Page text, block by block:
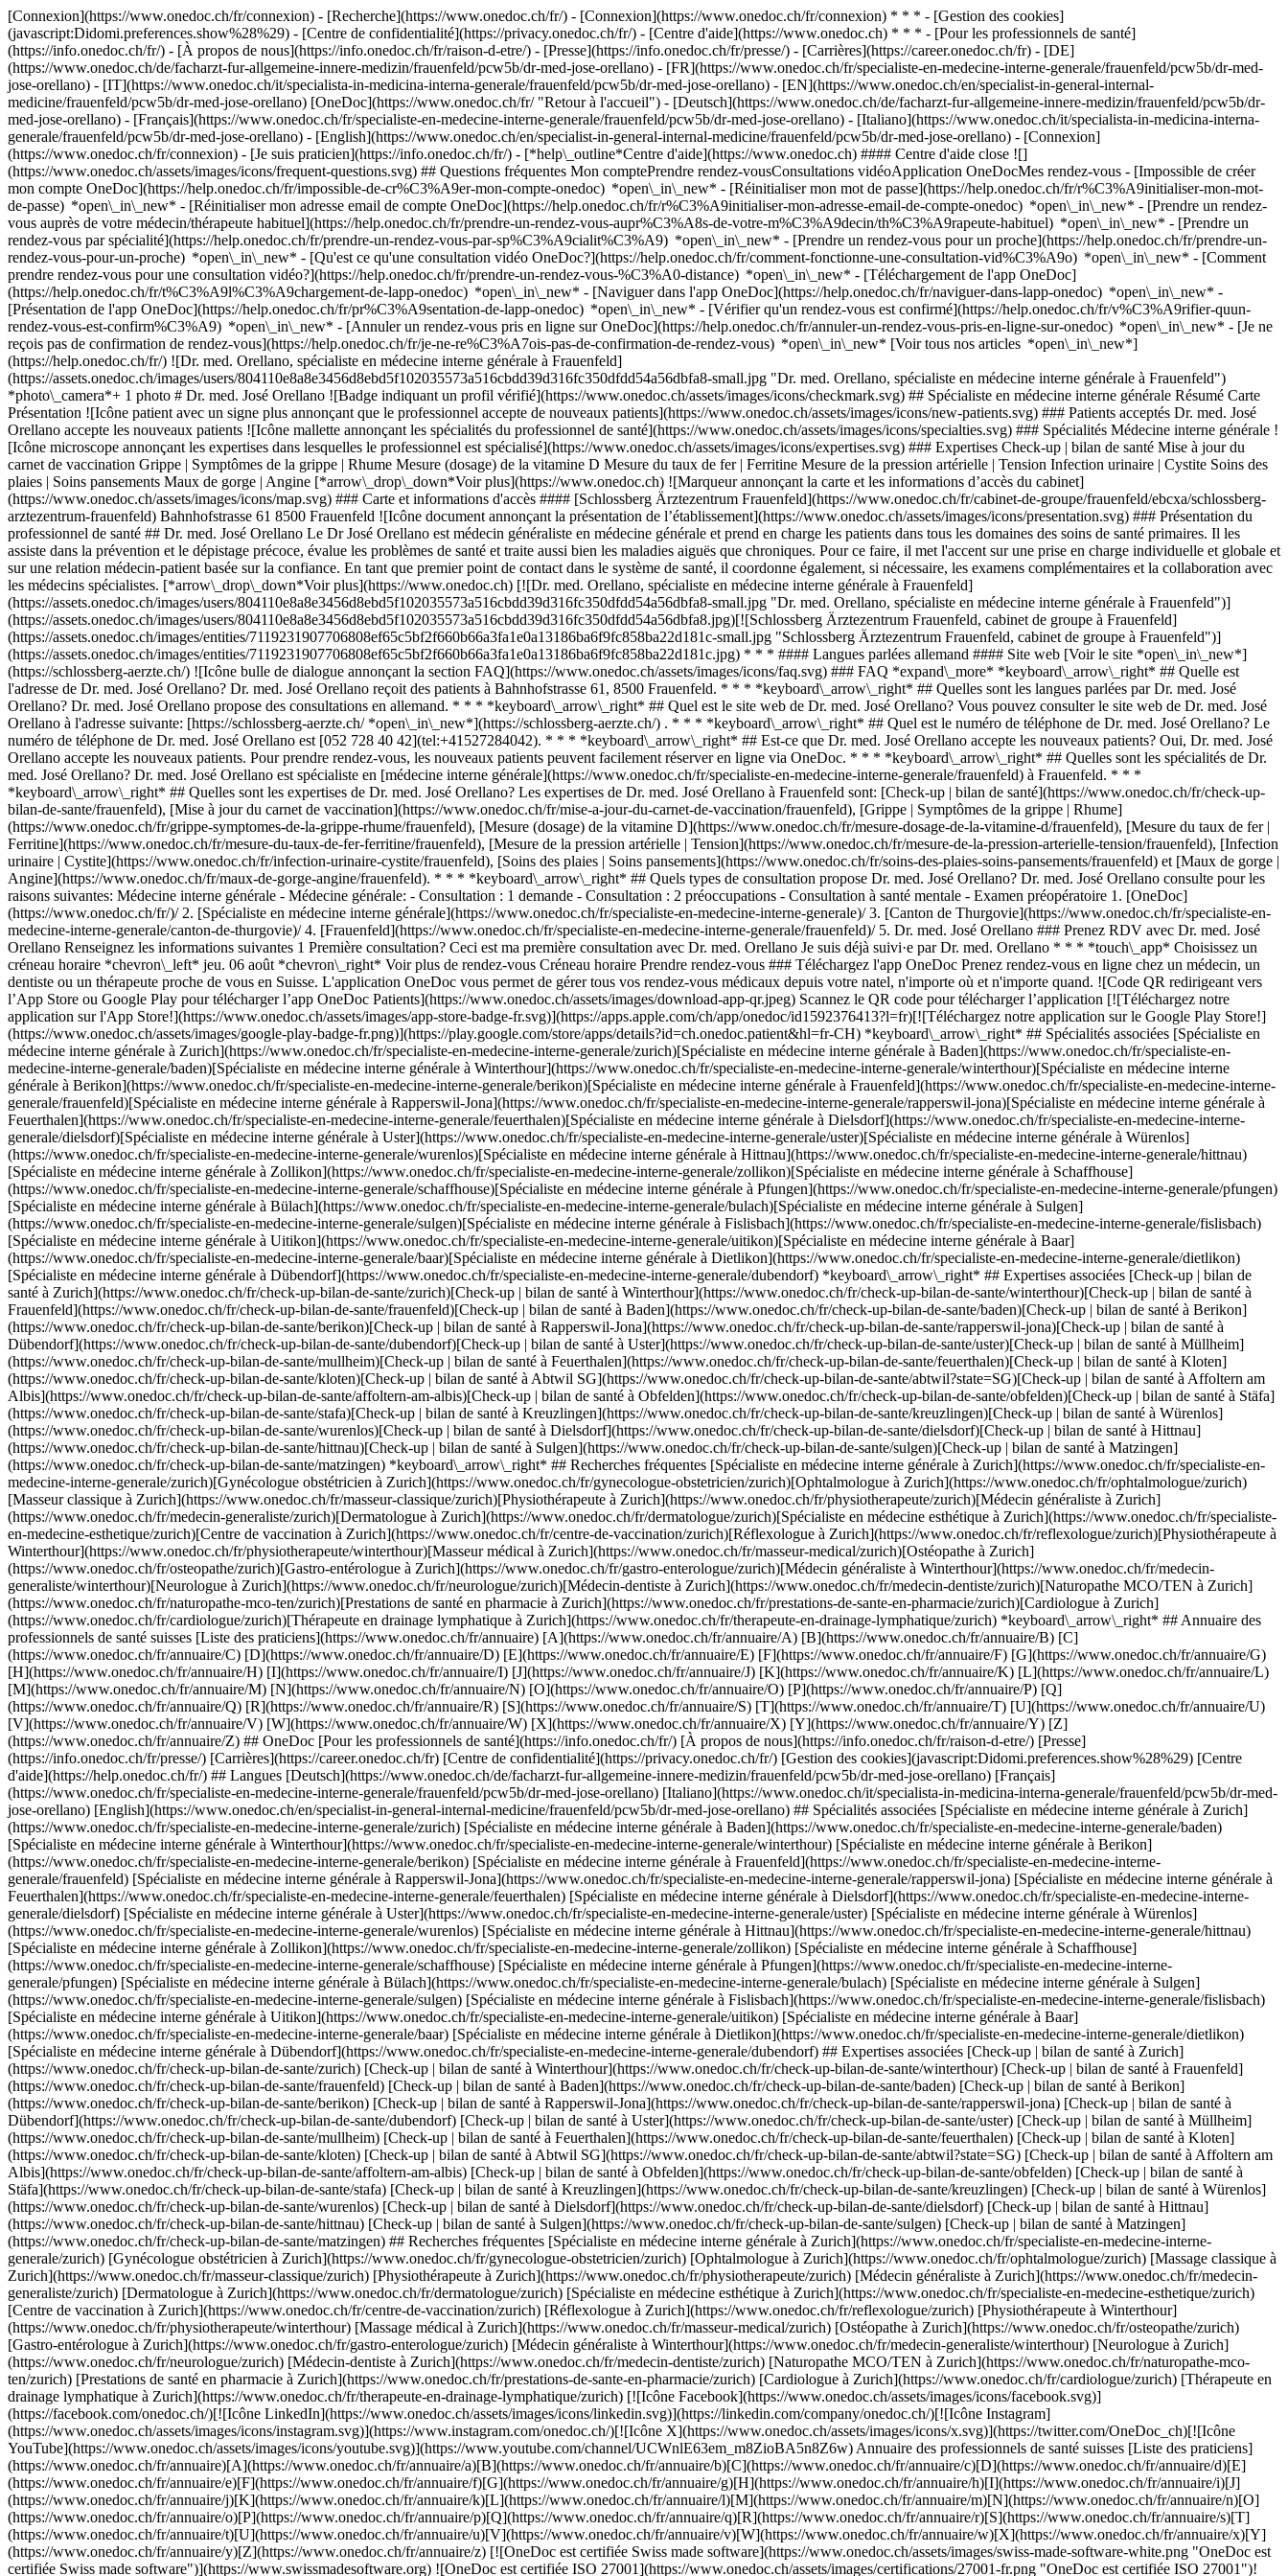
[Connexion](https://www.onedoc.ch/fr/connexion) - [Recherche](https://www.onedoc.ch/fr/) - [Connexion](https://www.onedoc.ch/fr/connexion) * * * - [Gestion des cookies]
(javascript:Didomi.preferences.show%28%29) - [Centre de confidentialité](https://privacy.onedoc.ch/fr/) - [Centre d'aide](https://www.onedoc.ch) * * * - [Pour les professionnels de santé]
(https://info.onedoc.ch/fr/) - [À propos de nous](https://info.onedoc.ch/fr/raison-d-etre/) - [Presse](https://info.onedoc.ch/fr/presse/) - [Carrières](https://career.onedoc.ch/fr) - [DE]
(https://www.onedoc.ch/de/facharzt-fur-allgemeine-innere-medizin/frauenfeld/pcw5b/dr-med-jose-orellano) - [FR](https://www.onedoc.ch/fr/specialiste-en-medecine-interne-generale/frauenfeld/pcw5b/dr-med-
jose-orellano) - [IT](https://www.onedoc.ch/it/specialista-in-medicina-interna-generale/frauenfeld/pcw5b/dr-med-jose-orellano) - [EN](https://www.onedoc.ch/en/specialist-in-general-internal-
medicine/frauenfeld/pcw5b/dr-med-jose-orellano) [OneDoc](https://www.onedoc.ch/fr/ "Retour à l'accueil") - [Deutsch](https://www.onedoc.ch/de/facharzt-fur-allgemeine-innere-medizin/frauenfeld/pcw5b/dr-
med-jose-orellano) - [Français](https://www.onedoc.ch/fr/specialiste-en-medecine-interne-generale/frauenfeld/pcw5b/dr-med-jose-orellano) - [Italiano](https://www.onedoc.ch/it/specialista-in-medicina-interna-
generale/frauenfeld/pcw5b/dr-med-jose-orellano) - [English](https://www.onedoc.ch/en/specialist-in-general-internal-medicine/frauenfeld/pcw5b/dr-med-jose-orellano) - [Connexion]
(https://www.onedoc.ch/fr/connexion) - [Je suis praticien](https://info.onedoc.ch/fr/) - [*help\_outline*Centre d'aide](https://www.onedoc.ch) #### Centre d'aide close ![]
(https://www.onedoc.ch/assets/images/icons/frequent-questions.svg) ## Questions fréquentes Mon comptePrendre rendez-vousConsultations vidéoApplication OneDocMes rendez-vous - [Impossible de créer
mon compte OneDoc](https://help.onedoc.ch/fr/impossible-de-cr%C3%A9er-mon-compte-onedoc) *open\_in\_new* - [Réinitialiser mon mot de passe](https://help.onedoc.ch/fr/r%C3%A9initialiser-mon-mot-
de-passe) *open\_in\_new* - [Réinitialiser mon adresse email de compte OneDoc](https://help.onedoc.ch/fr/r%C3%A9initialiser-mon-adresse-email-de-compte-onedoc) *open\_in\_new* - [Prendre un rendez-
vous auprès de votre médecin/thérapeute habituel](https://help.onedoc.ch/fr/prendre-un-rendez-vous-aupr%C3%A8s-de-votre-m%C3%A9decin/th%C3%A9rapeute-habituel) *open\_in\_new* - [Prendre un
rendez-vous par spécialité](https://help.onedoc.ch/fr/prendre-un-rendez-vous-par-sp%C3%A9cialit%C3%A9) *open\_in\_new* - [Prendre un rendez-vous pour un proche](https://help.onedoc.ch/fr/prendre-un-
rendez-vous-pour-un-proche) *open\_in\_new* - [Qu'est ce qu'une consultation vidéo OneDoc?](https://help.onedoc.ch/fr/comment-fonctionne-une-consultation-vid%C3%A9o) *open\_in\_new* - [Comment
prendre rendez-vous pour une consultation vidéo?](https://help.onedoc.ch/fr/prendre-un-rendez-vous-%C3%A0-distance) *open\_in\_new* - [Téléchargement de l'app OneDoc]
(https://help.onedoc.ch/fr/t%C3%A9l%C3%A9chargement-de-lapp-onedoc) *open\_in\_new* - [Naviguer dans l'app OneDoc](https://help.onedoc.ch/fr/naviguer-dans-lapp-onedoc) *open\_in\_new* -
[Présentation de l'app OneDoc](https://help.onedoc.ch/fr/pr%C3%A9sentation-de-lapp-onedoc) *open\_in\_new* - [Vérifier qu'un rendez-vous est confirmé](https://help.onedoc.ch/fr/v%C3%A9rifier-quun-
rendez-vous-est-confirm%C3%A9) *open\_in\_new* - [Annuler un rendez-vous pris en ligne sur OneDoc](https://help.onedoc.ch/fr/annuler-un-rendez-vous-pris-en-ligne-sur-onedoc) *open\_in\_new* - [Je ne
reçois pas de confirmation de rendez-vous](https://help.onedoc.ch/fr/je-ne-re%C3%A7ois-pas-de-confirmation-de-rendez-vous) *open\_in\_new* [Voir tous nos articles *open\_in\_new*]
(https://help.onedoc.ch/fr/) ![Dr. med. Orellano, spécialiste en médecine interne générale à Frauenfeld]
(https://assets.onedoc.ch/images/users/804110e8a8e3456d8ebd5f102035573a516cbdd39d316fc350dfdd54a56dbfa8-small.jpg "Dr. med. Orellano, spécialiste en médecine interne générale à Frauenfeld")
*photo\_camera*+ 1 photo # Dr. med. José Orellano ![Badge indiquant un profil vérifié](https://www.onedoc.ch/assets/images/icons/checkmark.svg) ## Spécialiste en médecine interne générale Résumé Carte
Présentation ![Icône patient avec un signe plus annonçant que le professionnel accepte de nouveaux patients](https://www.onedoc.ch/assets/images/icons/new-patients.svg) ### Patients acceptés Dr. med. José
Orellano accepte les nouveaux patients ![Icône mallette annonçant les spécialités du professionnel de santé](https://www.onedoc.ch/assets/images/icons/specialties.svg) ### Spécialités Médecine interne générale !
[Icône microscope annonçant les expertises dans lesquelles le professionnel est spécialisé](https://www.onedoc.ch/assets/images/icons/expertises.svg) ### Expertises Check-up | bilan de santé Mise à jour du
carnet de vaccination Grippe | Symptômes de la grippe | Rhume Mesure (dosage) de la vitamine D Mesure du taux de fer | Ferritine Mesure de la pression artérielle | Tension Infection urinaire | Cystite Soins des
plaies | Soins pansements Maux de gorge | Angine [*arrow\_drop\_down*Voir plus](https://www.onedoc.ch) ![Marqueur annonçant la carte et les informations d’accès du cabinet]
(https://www.onedoc.ch/assets/images/icons/map.svg) ### Carte et informations d'accès #### [Schlossberg Ärztezentrum Frauenfeld](https://www.onedoc.ch/fr/cabinet-de-groupe/frauenfeld/ebcxa/schlossberg-
arztezentrum-frauenfeld) Bahnhofstrasse 61 8500 Frauenfeld ![Icône document annonçant la présentation de l’établissement](https://www.onedoc.ch/assets/images/icons/presentation.svg) ### Présentation du
professionnel de santé ## Dr. med. José Orellano Le Dr José Orellano est médecin généraliste en médecine générale et prend en charge les patients dans tous les domaines des soins de santé primaires. Il les
assiste dans la prévention et le dépistage précoce, évalue les problèmes de santé et traite aussi bien les maladies aiguës que chroniques. Pour ce faire, il met l'accent sur une prise en charge individuelle et globale et
sur une relation médecin-patient basée sur la confiance. En tant que premier point de contact dans le système de santé, il coordonne également, si nécessaire, les examens complémentaires et la collaboration avec
les médecins spécialistes. [*arrow\_drop\_down*Voir plus](https://www.onedoc.ch) [![Dr. med. Orellano, spécialiste en médecine interne générale à Frauenfeld]
(https://assets.onedoc.ch/images/users/804110e8a8e3456d8ebd5f102035573a516cbdd39d316fc350dfdd54a56dbfa8-small.jpg "Dr. med. Orellano, spécialiste en médecine interne générale à Frauenfeld")]
(https://assets.onedoc.ch/images/users/804110e8a8e3456d8ebd5f102035573a516cbdd39d316fc350dfdd54a56dbfa8.jpg)[![Schlossberg Ärztezentrum Frauenfeld, cabinet de groupe à Frauenfeld]
(https://assets.onedoc.ch/images/entities/7119231907706808ef65c5bf2f660b66a3fa1e0a13186ba6f9fc858ba22d181c-small.jpg "Schlossberg Ärztezentrum Frauenfeld, cabinet de groupe à Frauenfeld")]
(https://assets.onedoc.ch/images/entities/7119231907706808ef65c5bf2f660b66a3fa1e0a13186ba6f9fc858ba22d181c.jpg) * * * #### Langues parlées allemand #### Site web [Voir le site *open\_in\_new*]
(https://schlossberg-aerzte.ch/) ![Icône bulle de dialogue annonçant la section FAQ](https://www.onedoc.ch/assets/images/icons/faq.svg) ### FAQ *expand\_more* *keyboard\_arrow\_right* ## Quelle est
l'adresse de Dr. med. José Orellano? Dr. med. José Orellano reçoit des patients à Bahnhofstrasse 61, 8500 Frauenfeld. * * * *keyboard\_arrow\_right* ## Quelles sont les langues parlées par Dr. med. José
Orellano? Dr. med. José Orellano propose des consultations en allemand. * * * *keyboard\_arrow\_right* ## Quel est le site web de Dr. med. José Orellano? Vous pouvez consulter le site web de Dr. med. José
Orellano à l'adresse suivante: [https://schlossberg-aerzte.ch/ *open\_in\_new*](https://schlossberg-aerzte.ch/) . * * * *keyboard\_arrow\_right* ## Quel est le numéro de téléphone de Dr. med. José Orellano? Le
numéro de téléphone de Dr. med. José Orellano est [052 728 40 42](tel:+41527284042). * * * *keyboard\_arrow\_right* ## Est-ce que Dr. med. José Orellano accepte les nouveaux patients? Oui, Dr. med. José
Orellano accepte les nouveaux patients. Pour prendre rendez-vous, les nouveaux patients peuvent facilement réserver en ligne via OneDoc. * * * *keyboard\_arrow\_right* ## Quelles sont les spécialités de Dr.
med. José Orellano? Dr. med. José Orellano est spécialiste en [médecine interne générale](https://www.onedoc.ch/fr/specialiste-en-medecine-interne-generale/frauenfeld) à Frauenfeld. * * *
*keyboard\_arrow\_right* ## Quelles sont les expertises de Dr. med. José Orellano? Les expertises de Dr. med. José Orellano à Frauenfeld sont: [Check-up | bilan de santé](https://www.onedoc.ch/fr/check-up-
bilan-de-sante/frauenfeld), [Mise à jour du carnet de vaccination](https://www.onedoc.ch/fr/mise-a-jour-du-carnet-de-vaccination/frauenfeld), [Grippe | Symptômes de la grippe | Rhume]
(https://www.onedoc.ch/fr/grippe-symptomes-de-la-grippe-rhume/frauenfeld), [Mesure (dosage) de la vitamine D](https://www.onedoc.ch/fr/mesure-dosage-de-la-vitamine-d/frauenfeld), [Mesure du taux de fer |
Ferritine](https://www.onedoc.ch/fr/mesure-du-taux-de-fer-ferritine/frauenfeld), [Mesure de la pression artérielle | Tension](https://www.onedoc.ch/fr/mesure-de-la-pression-arterielle-tension/frauenfeld), [Infection
urinaire | Cystite](https://www.onedoc.ch/fr/infection-urinaire-cystite/frauenfeld), [Soins des plaies | Soins pansements](https://www.onedoc.ch/fr/soins-des-plaies-soins-pansements/frauenfeld) et [Maux de gorge |
Angine](https://www.onedoc.ch/fr/maux-de-gorge-angine/frauenfeld). * * * *keyboard\_arrow\_right* ## Quels types de consultation propose Dr. med. José Orellano? Dr. med. José Orellano consulte pour les
raisons suivantes: Médecine interne générale - Médecine générale: - Consultation : 1 demande - Consultation : 2 préoccupations - Consultation à santé mentale - Examen préopératoire 1. [OneDoc](https://www.onedoc.ch/fr/)/ 2. [Spécialiste en médecine interne générale](https://www.onedoc.ch/fr/specialiste-en-medecine-interne-generale)/ 3. [Canton de Thurgovie](https://www.onedoc.ch/fr/specialiste-en-medecine-interne-generale/canton-de-thurgovie)/ 4. [Frauenfeld](https://www.onedoc.ch/fr/specialiste-en-medecine-interne-generale/frauenfeld)/ 5. Dr. med. José Orellano ### Prenez RDV avec Dr. med. José Orellano Renseignez les informations suivantes 1 Première consultation? Ceci est ma première consultation avec Dr. med. Orellano Je suis déjà suivi·e par Dr. med. Orellano * * * *touch\_app* Choisissez un créneau horaire *chevron\_left* jeu. 06 août *chevron\_right* Voir plus de rendez-vous Créneau horaire Prendre rendez-vous ### Téléchargez l'app OneDoc Prenez rendez-vous en ligne chez un médecin, un dentiste ou un thérapeute proche de vous en Suisse. L'application OneDoc vous permet de gérer tous vos rendez-vous médicaux depuis votre natel, n'importe où et n'importe quand. ![Code QR redirigeant vers l’App Store ou Google Play pour télécharger l’app OneDoc Patients](https://www.onedoc.ch/assets/images/download-app-qr.jpeg) Scannez le QR code pour télécharger l’application [![Téléchargez notre application sur l'App Store!](https://www.onedoc.ch/assets/images/app-store-badge-fr.svg)](https://apps.apple.com/ch/app/onedoc/id1592376413?l=fr)[![Téléchargez notre application sur le Google Play Store!](https://www.onedoc.ch/assets/images/google-play-badge-fr.png)](https://play.google.com/store/apps/details?id=ch.onedoc.patient&hl=fr-CH) *keyboard\_arrow\_right* ## Spécialités associées [Spécialiste en médecine interne générale à Zurich](https://www.onedoc.ch/fr/specialiste-en-medecine-interne-generale/zurich)[Spécialiste en médecine interne générale à Baden](https://www.onedoc.ch/fr/specialiste-en-medecine-interne-generale/baden)[Spécialiste en médecine interne générale à Winterthour](https://www.onedoc.ch/fr/specialiste-en-medecine-interne-generale/winterthour)[Spécialiste en médecine interne générale à Berikon](https://www.onedoc.ch/fr/specialiste-en-medecine-interne-generale/berikon)[Spécialiste en médecine interne générale à Frauenfeld](https://www.onedoc.ch/fr/specialiste-en-medecine-interne-generale/frauenfeld)[Spécialiste en médecine interne générale à Rapperswil-Jona](https://www.onedoc.ch/fr/specialiste-en-medecine-interne-generale/rapperswil-jona)[Spécialiste en médecine interne générale à Feuerthalen](https://www.onedoc.ch/fr/specialiste-en-medecine-interne-generale/feuerthalen)[Spécialiste en médecine interne générale à Dielsdorf](https://www.onedoc.ch/fr/specialiste-en-medecine-interne-generale/dielsdorf)[Spécialiste en médecine interne générale à Uster](https://www.onedoc.ch/fr/specialiste-en-medecine-interne-generale/uster)[Spécialiste en médecine interne générale à Würenlos](https://www.onedoc.ch/fr/specialiste-en-medecine-interne-generale/wurenlos)[Spécialiste en médecine interne générale à Hittnau](https://www.onedoc.ch/fr/specialiste-en-medecine-interne-generale/hittnau)[Spécialiste en médecine interne générale à Zollikon](https://www.onedoc.ch/fr/specialiste-en-medecine-interne-generale/zollikon)[Spécialiste en médecine interne générale à Schaffhouse](https://www.onedoc.ch/fr/specialiste-en-medecine-interne-generale/schaffhouse)[Spécialiste en médecine interne générale à Pfungen](https://www.onedoc.ch/fr/specialiste-en-medecine-interne-generale/pfungen)[Spécialiste en médecine interne générale à Bülach](https://www.onedoc.ch/fr/specialiste-en-medecine-interne-generale/bulach)[Spécialiste en médecine interne générale à Sulgen](https://www.onedoc.ch/fr/specialiste-en-medecine-interne-generale/sulgen)[Spécialiste en médecine interne générale à Fislisbach](https://www.onedoc.ch/fr/specialiste-en-medecine-interne-generale/fislisbach)[Spécialiste en médecine interne générale à Uitikon](https://www.onedoc.ch/fr/specialiste-en-medecine-interne-generale/uitikon)[Spécialiste en médecine interne générale à Baar](https://www.onedoc.ch/fr/specialiste-en-medecine-interne-generale/baar)[Spécialiste en médecine interne générale à Dietlikon](https://www.onedoc.ch/fr/specialiste-en-medecine-interne-generale/dietlikon)[Spécialiste en médecine interne générale à Dübendorf](https://www.onedoc.ch/fr/specialiste-en-medecine-interne-generale/dubendorf) *keyboard\_arrow\_right* ## Expertises associées [Check-up | bilan de santé à Zurich](https://www.onedoc.ch/fr/check-up-bilan-de-sante/zurich)[Check-up | bilan de santé à Winterthour](https://www.onedoc.ch/fr/check-up-bilan-de-sante/winterthour)[Check-up | bilan de santé à Frauenfeld](https://www.onedoc.ch/fr/check-up-bilan-de-sante/frauenfeld)[Check-up | bilan de santé à Baden](https://www.onedoc.ch/fr/check-up-bilan-de-sante/baden)[Check-up | bilan de santé à Berikon](https://www.onedoc.ch/fr/check-up-bilan-de-sante/berikon)[Check-up | bilan de santé à Rapperswil-Jona](https://www.onedoc.ch/fr/check-up-bilan-de-sante/rapperswil-jona)[Check-up | bilan de santé à Dübendorf](https://www.onedoc.ch/fr/check-up-bilan-de-sante/dubendorf)[Check-up | bilan de santé à Uster](https://www.onedoc.ch/fr/check-up-bilan-de-sante/uster)[Check-up | bilan de santé à Müllheim](https://www.onedoc.ch/fr/check-up-bilan-de-sante/mullheim)[Check-up | bilan de santé à Feuerthalen](https://www.onedoc.ch/fr/check-up-bilan-de-sante/feuerthalen)[Check-up | bilan de santé à Kloten](https://www.onedoc.ch/fr/check-up-bilan-de-sante/kloten)[Check-up | bilan de santé à Abtwil SG](https://www.onedoc.ch/fr/check-up-bilan-de-sante/abtwil?state=SG)[Check-up | bilan de santé à Affoltern am Albis](https://www.onedoc.ch/fr/check-up-bilan-de-sante/affoltern-am-albis)[Check-up | bilan de santé à Obfelden](https://www.onedoc.ch/fr/check-up-bilan-de-sante/obfelden)[Check-up | bilan de santé à Stäfa](https://www.onedoc.ch/fr/check-up-bilan-de-sante/stafa)[Check-up | bilan de santé à Kreuzlingen](https://www.onedoc.ch/fr/check-up-bilan-de-sante/kreuzlingen)[Check-up | bilan de santé à Würenlos](https://www.onedoc.ch/fr/check-up-bilan-de-sante/wurenlos)[Check-up | bilan de santé à Dielsdorf](https://www.onedoc.ch/fr/check-up-bilan-de-sante/dielsdorf)[Check-up | bilan de santé à Hittnau](https://www.onedoc.ch/fr/check-up-bilan-de-sante/hittnau)[Check-up | bilan de santé à Sulgen](https://www.onedoc.ch/fr/check-up-bilan-de-sante/sulgen)[Check-up | bilan de santé à Matzingen](https://www.onedoc.ch/fr/check-up-bilan-de-sante/matzingen) *keyboard\_arrow\_right* ## Recherches fréquentes [Spécialiste en médecine interne générale à Zurich](https://www.onedoc.ch/fr/specialiste-en-medecine-interne-generale/zurich)[Gynécologue obstétricien à Zurich](https://www.onedoc.ch/fr/gynecologue-obstetricien/zurich)[Ophtalmologue à Zurich](https://www.onedoc.ch/fr/ophtalmologue/zurich)[Masseur classique à Zurich](https://www.onedoc.ch/fr/masseur-classique/zurich)[Physiothérapeute à Zurich](https://www.onedoc.ch/fr/physiotherapeute/zurich)[Médecin généraliste à Zurich](https://www.onedoc.ch/fr/medecin-generaliste/zurich)[Dermatologue à Zurich](https://www.onedoc.ch/fr/dermatologue/zurich)[Spécialiste en médecine esthétique à Zurich](https://www.onedoc.ch/fr/specialiste-en-medecine-esthetique/zurich)[Centre de vaccination à Zurich](https://www.onedoc.ch/fr/centre-de-vaccination/zurich)[Réflexologue à Zurich](https://www.onedoc.ch/fr/reflexologue/zurich)[Physiothérapeute à Winterthour](https://www.onedoc.ch/fr/physiotherapeute/winterthour)[Masseur médical à Zurich](https://www.onedoc.ch/fr/masseur-medical/zurich)[Ostéopathe à Zurich](https://www.onedoc.ch/fr/osteopathe/zurich)[Gastro-entérologue à Zurich](https://www.onedoc.ch/fr/gastro-enterologue/zurich)[Médecin généraliste à Winterthour](https://www.onedoc.ch/fr/medecin-generaliste/winterthour)[Neurologue à Zurich](https://www.onedoc.ch/fr/neurologue/zurich)[Médecin-dentiste à Zurich](https://www.onedoc.ch/fr/medecin-dentiste/zurich)[Naturopathe MCO/TEN à Zurich](https://www.onedoc.ch/fr/naturopathe-mco-ten/zurich)[Prestations de santé en pharmacie à Zurich](https://www.onedoc.ch/fr/prestations-de-sante-en-pharmacie/zurich)[Cardiologue à Zurich](https://www.onedoc.ch/fr/cardiologue/zurich)[Thérapeute en drainage lymphatique à Zurich](https://www.onedoc.ch/fr/therapeute-en-drainage-lymphatique/zurich) *keyboard\_arrow\_right* ## Annuaire des professionnels de santé suisses [Liste des praticiens](https://www.onedoc.ch/fr/annuaire) [A](https://www.onedoc.ch/fr/annuaire/A) [B](https://www.onedoc.ch/fr/annuaire/B) [C](https://www.onedoc.ch/fr/annuaire/C) [D](https://www.onedoc.ch/fr/annuaire/D) [E](https://www.onedoc.ch/fr/annuaire/E) [F](https://www.onedoc.ch/fr/annuaire/F) [G](https://www.onedoc.ch/fr/annuaire/G) [H](https://www.onedoc.ch/fr/annuaire/H) [I](https://www.onedoc.ch/fr/annuaire/I) [J](https://www.onedoc.ch/fr/annuaire/J) [K](https://www.onedoc.ch/fr/annuaire/K) [L](https://www.onedoc.ch/fr/annuaire/L) [M](https://www.onedoc.ch/fr/annuaire/M) [N](https://www.onedoc.ch/fr/annuaire/N) [O](https://www.onedoc.ch/fr/annuaire/O) [P](https://www.onedoc.ch/fr/annuaire/P) [Q](https://www.onedoc.ch/fr/annuaire/Q) [R](https://www.onedoc.ch/fr/annuaire/R) [S](https://www.onedoc.ch/fr/annuaire/S) [T](https://www.onedoc.ch/fr/annuaire/T) [U](https://www.onedoc.ch/fr/annuaire/U) [V](https://www.onedoc.ch/fr/annuaire/V) [W](https://www.onedoc.ch/fr/annuaire/W) [X](https://www.onedoc.ch/fr/annuaire/X) [Y](https://www.onedoc.ch/fr/annuaire/Y) [Z](https://www.onedoc.ch/fr/annuaire/Z) ## OneDoc [Pour les professionnels de santé](https://info.onedoc.ch/fr/) [À propos de nous](https://info.onedoc.ch/fr/raison-d-etre/) [Presse](https://info.onedoc.ch/fr/presse/) [Carrières](https://career.onedoc.ch/fr) [Centre de confidentialité](https://privacy.onedoc.ch/fr/) [Gestion des cookies](javascript:Didomi.preferences.show%28%29) [Centre d'aide](https://help.onedoc.ch/fr/) ## Langues [Deutsch](https://www.onedoc.ch/de/facharz